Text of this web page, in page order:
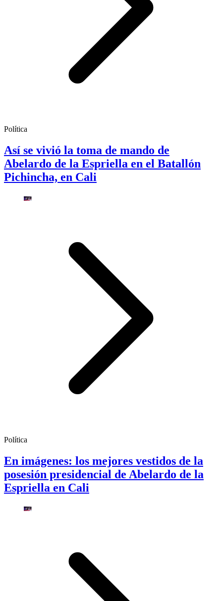
Política
Así se vivió la toma de mando de
Abelardo de la Espriella en el Batallón
Pichincha, en Cali
Política
En imágenes: los mejores vestidos de la
posesión presidencial de Abelardo de la
Espriella en Cali